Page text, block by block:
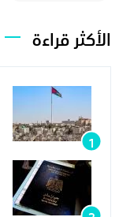
الأكثر قراءة